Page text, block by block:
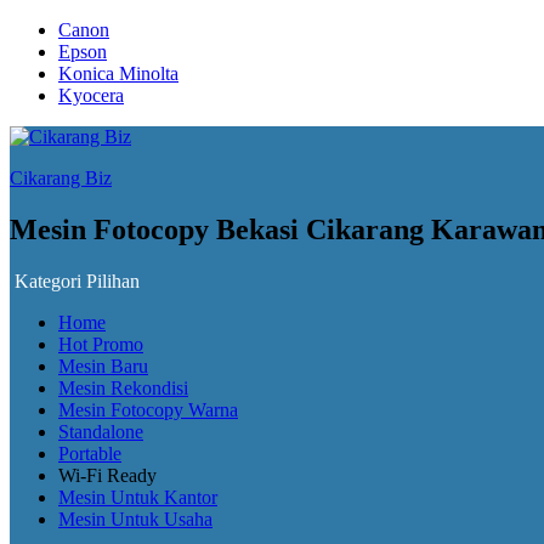
Canon
Epson
Konica Minolta
Kyocera
Cikarang Biz
Mesin Fotocopy Bekasi Cikarang
Kategori Pilihan
Home
Hot Promo
Mesin Baru
Mesin Rekondisi
Mesin Fotocopy Warna
Standalone
Portable
Wi-Fi Ready
Mesin Untuk Kantor
Mesin Untuk Usaha